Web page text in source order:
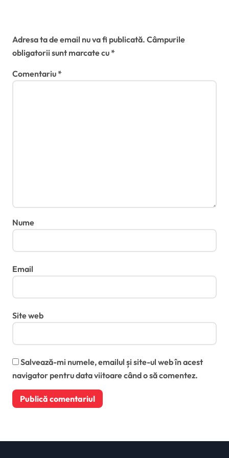
Adresa ta de email nu va fi publicată. Câmpurile
obligatorii sunt marcate cu*
Comentariu*
Nume
Email
Site web
Salvează-mi numele, emailul și site-ul web în acest
navigator pentru data viitoare când o să comentez.